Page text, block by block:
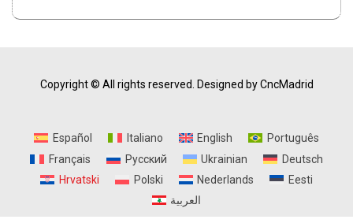
Copyright © All rights reserved. Designed by CncMadrid
Español Italiano English
Português
Français
Русский Ukrainian
Deutsch
Hrvatski
Polski Nederlands
Eesti
العربية